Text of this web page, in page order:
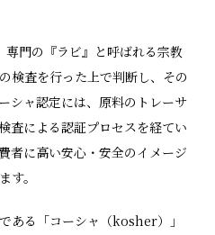
門の『ラビ』と呼ばれる宗教
検査を行った上で判断し、その
シャ認定には、原料のトレーサ
査による認証プロセスを経てい
者に高い安心・安全のイメージ
す。
ある「コーシャ（kosher）」